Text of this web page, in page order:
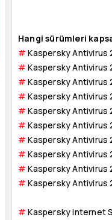
Hangi sürümleri
# Kaspersky Antivirus
# Kaspersky Antivirus
# Kaspersky Antivirus
# Kaspersky Antivirus
# Kaspersky Antivirus
# Kaspersky Antivirus
# Kaspersky Antivirus
# Kaspersky Antivirus
# Kaspersky Antivirus
# Kaspersky Antivirus
# Kaspersky Internet